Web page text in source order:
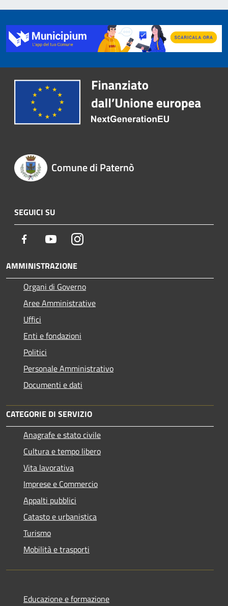
Comune di Paternò
SEGUICI SU
Facebook YoutubeInstagram
AMMINISTRAZIONE
Organi di Governo
Aree Amministrative
Uffici
Enti e fondazioni
Politici
Personale Amministrativo
Documenti e dati
CATEGORIE DI SERVIZIO
Anagrafe e stato civile
Cultura e tempo libero
Vita lavorativa
Imprese e Commercio
Appalti pubblici
Catasto e urbanistica
Turismo
Mobilità e trasporti
Educazione e formazione